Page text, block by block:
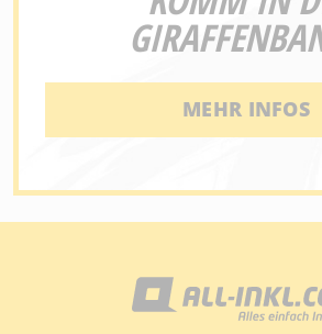
MEHR INFOS